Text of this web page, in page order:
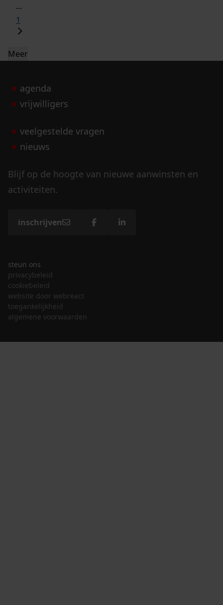
...
1
Meer
agenda
vrijwilligers
veelgestelde vragen
nieuws
Blijf op de hoogte van nieuwe aanwinsten en
activiteiten.
inschrijven
steun ons
privacybeleid
cookiebeleid
website door webreact
toegankelijkheid
algemene voorwaarden